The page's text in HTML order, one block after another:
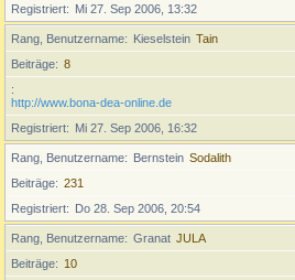
Registriert
Mi 27. Sep 2006, 13:32
Rang, Benutzername Kieselstein Tain
Beiträge
8
http://www.bona-dea-online.de
Registriert
Mi 27. Sep 2006, 16:32
Rang, Benutzername Bernstein Sodalith
Beiträge
231
Registriert
Do 28. Sep 2006, 20:54
Rang, Benutzername Granat JULA
Beiträge
10